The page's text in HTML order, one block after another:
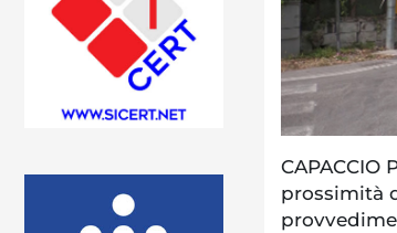
CAPACCIO
prossimità